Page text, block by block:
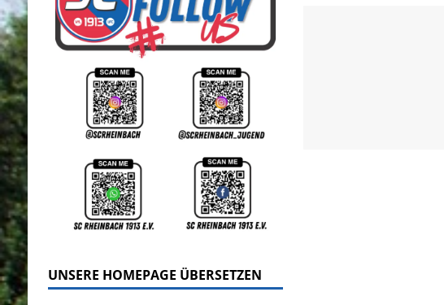
UNSERE HOMEPAGE ÜBERSETZEN